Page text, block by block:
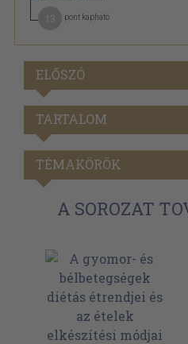
pont kapható
ELŐSZÓ
TARTALOM
TÉMAKÖRÖK
A SOROZAT